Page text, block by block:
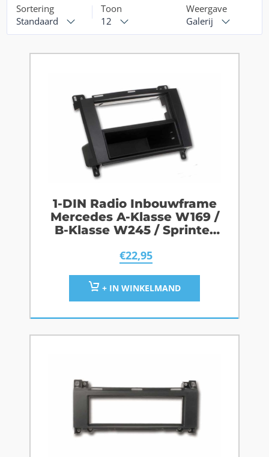
Sortering
Standaard
Toon
12
Weergave
Galerij
1-DIN Radio Inbouwframe
Mercedes A-Klasse W169 /
B-Klasse W245 / Sprinter
€22,95
+ IN WINKELMAND